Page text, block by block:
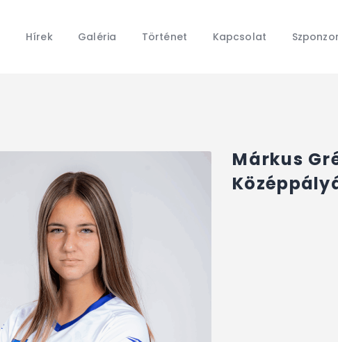
Hírek Galéria Történet Kapcsolat
Hírek
Márkus